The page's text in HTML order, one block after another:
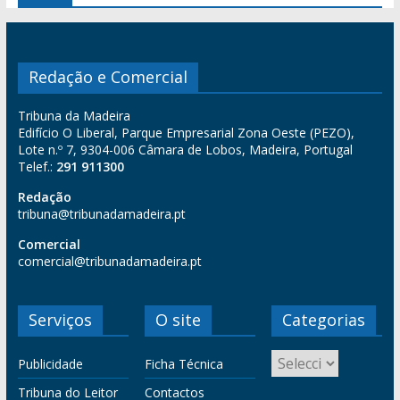
Redação e Comercial
Tribuna da Madeira
Edifício O Liberal, Parque Empresarial Zona Oeste (PEZO),
Lote n.º 7, 9304-006 Câmara de Lobos, Madeira, Portugal
Telef.: 291 911300
Redação
tribuna@tribunadamadeira.pt
Comercial
comercial@tribunadamadeira.pt
Serviços
Publicidade
Tribuna do Leitor
O site
Ficha Técnica
Contactos
Categorias